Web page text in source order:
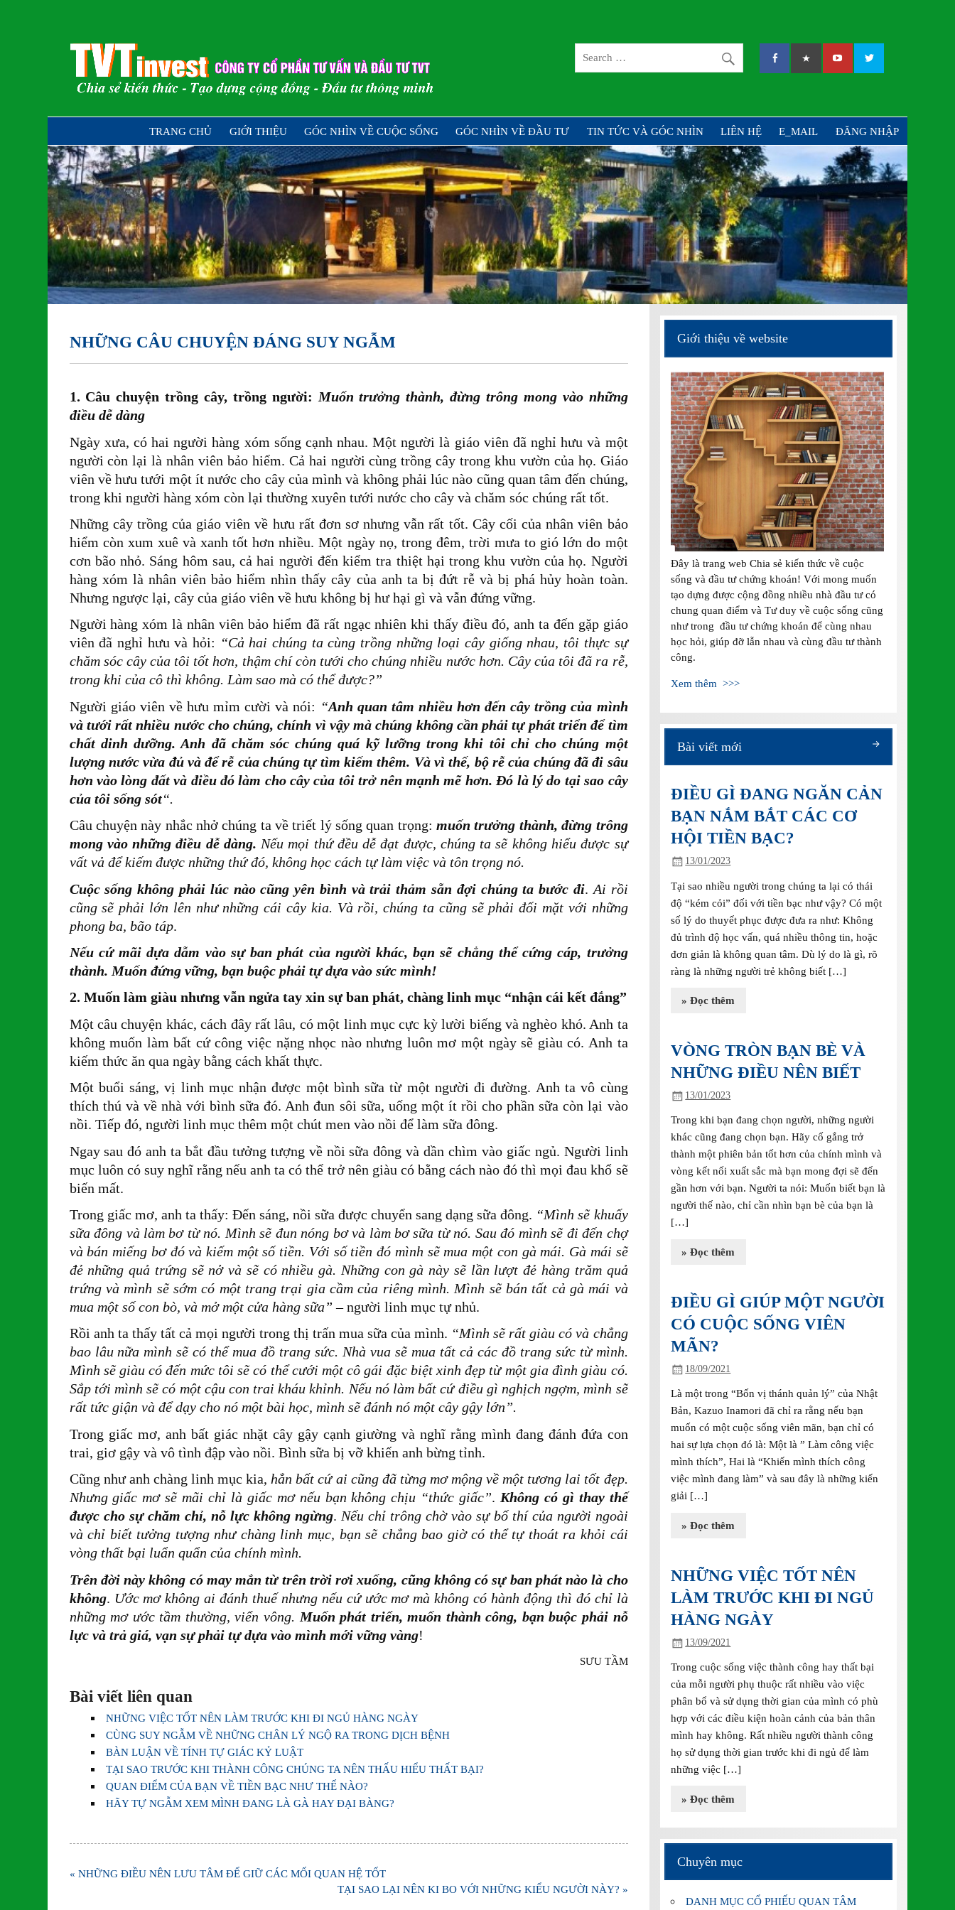
CÔNG TY CỔ PHẦN TƯ VẤN VÀ ĐẦU
TRANG CHỦ GIỚI THIỆU GÓC NHÌN VỀ CUỘC SỐNG GÓC NHÌN VỀ ĐẦU TƯ TIN TỨC VÀ GÓC NHÌN LIÊN HỆ E_MAIL ĐĂNG NHẬP
NHỮNG CÂU CHUYỆN ĐÁNG SUY NGẪM
1. Câu chuyện trồng cây, trồng người: Muốn trưởng thành, đừng trông mong vào những
điều dễ dàng
Ngày xưa, có hai người hàng xóm sống cạnh nhau. Một người là giáo viên đã nghỉ hưu và một
người còn lại là nhân viên bảo hiểm. Cả hai người cùng trồng cây trong khu vườn của họ. Giáo
viên về hưu tưới một ít nước cho cây của mình và không phải lúc nào cũng quan tâm đến chúng,
trong khi người hàng xóm còn lại thường xuyên tưới nước cho cây và chăm sóc chúng rất tốt.
Những cây trồng của giáo viên về hưu rất đơn sơ nhưng vẫn rất tốt. Cây cối của nhân viên bảo
hiểm còn xum xuê và xanh tốt hơn nhiều. Một ngày nọ, trong đêm, trời mưa to gió lớn do một
cơn bão nhỏ. Sáng hôm sau, cả hai người đến kiểm tra thiệt hại trong khu vườn của họ. Người
hàng xóm là nhân viên bảo hiểm nhìn thấy cây của anh ta bị đứt rễ và bị phá hủy hoàn toàn.
Nhưng ngược lại, cây của giáo viên về hưu không bị hư hại gì và vẫn đứng vững.
Người hàng xóm là nhân viên bảo hiểm đã rất ngạc nhiên khi thấy điều đó, anh ta đến gặp giáo
viên đã nghỉ hưu và hỏi: “Cả hai chúng ta cùng trồng những loại cây giống nhau, tôi thực sự
chăm sóc cây của tôi tốt hơn, thậm chí còn tưới cho chúng nhiều nước hơn. Cây của tôi đã ra rễ,
trong khi của cô thì không. Làm sao mà có thể được?”
Người giáo viên về hưu mỉm cười và nói: “Anh quan tâm nhiều hơn đến cây trồng của mình
và tưới rất nhiều nước cho chúng, chính vì vậy mà chúng không cần phải tự phát triển để tìm
chất dinh dưỡng. Anh đã chăm sóc chúng quá kỹ lưỡng trong khi tôi chỉ cho chúng một
lượng nước vừa đủ và để rễ của chúng tự tìm kiếm thêm. Và vì thế, bộ rễ của chúng đã đi sâu
hơn vào lòng đất và điều đó làm cho cây của tôi trở nên mạnh mẽ hơn. Đó là lý do tại sao cây
của tôi sống sót“.
Câu chuyện này nhắc nhở chúng ta về triết lý sống quan trọng:muốn trưởng thành, đừng trông
mong vào những điều dễ dàng. Nếu mọi thứ đều dễ đạt được, chúng ta sẽ không hiểu được sự
vất vả để kiếm được những thứ đó, không học cách tự làm việc và tôn trọng nó.
Cuộc sống không phải lúc nào cũng yên bình và trải thảm sẵn đợi chúng ta bước đi. Ai rồi
cũng sẽ phải lớn lên như những cái cây kia. Và rồi, chúng ta cũng sẽ phải đối mặt với những
phong ba, bão táp.
Nếu cứ mãi dựa dẫm vào sự ban phát của người khác, bạn sẽ chẳng thể cứng cáp, trưởng
thành. Muốn đứng vững, bạn buộc phải tự dựa vào sức mình!
2. Muốn làm giàu nhưng vẫn ngửa tay xin sự ban phát, chàng linh mục “nhận cái kết đắng”
Một câu chuyện khác, cách đây rất lâu, có một linh mục cực kỳ lười biếng và nghèo khó. Anh ta
không muốn làm bất cứ công việc nặng nhọc nào nhưng luôn mơ một ngày sẽ giàu có. Anh ta
kiếm thức ăn qua ngày bằng cách khất thực.
Một buổi sáng, vị linh mục nhận được một bình sữa từ một người đi đường. Anh ta vô cùng
thích thú và về nhà với bình sữa đó. Anh đun sôi sữa, uống một ít rồi cho phần sữa còn lại vào
nồi. Tiếp đó, người linh mục thêm một chút men vào nồi để làm sữa đông.
Ngay sau đó anh ta bắt đầu tưởng tượng về nồi sữa đông và dần chìm vào giấc ngủ. Người linh
mục luôn có suy nghĩ rằng nếu anh ta có thể trở nên giàu có bằng cách nào đó thì mọi đau khổ sẽ
biến mất.
Trong giấc mơ, anh ta thấy: Đến sáng, nồi sữa được chuyển sang dạng sữa đông. “Mình sẽ khuấy
sữa đông và làm bơ từ nó. Mình sẽ đun nóng bơ và làm bơ sữa từ nó. Sau đó mình sẽ đi đến chợ
và bán miếng bơ đó và kiếm một số tiền. Với số tiền đó mình sẽ mua một con gà mái. Gà mái sẽ
đẻ những quả trứng sẽ nở và sẽ có nhiều gà. Những con gà này sẽ lần lượt đẻ hàng trăm quả
trứng và mình sẽ sớm có một trang trại gia cầm của riêng mình. Mình sẽ bán tất cả gà mái và
mua một số con bò, và mở một cửa hàng sữa” – người linh mục tự nhủ.
Rồi anh ta thấy tất cả mọi người trong thị trấn mua sữa của mình. “Mình sẽ rất giàu có và chẳng
bao lâu nữa mình sẽ có thể mua đồ trang sức. Nhà vua sẽ mua tất cả các đồ trang sức từ mình.
Mình sẽ giàu có đến mức tôi sẽ có thể cưới một cô gái đặc biệt xinh đẹp từ một gia đình giàu có.
Sắp tới mình sẽ có một cậu con trai kháu khỉnh. Nếu nó làm bất cứ điều gì nghịch ngợm, mình sẽ
rất tức giận và để dạy cho nó một bài học, mình sẽ đánh nó một cây gậy lớn”.
Trong giấc mơ, anh bất giác nhặt cây gậy cạnh giường và nghĩ rằng mình đang đánh đứa con
trai, giơ gậy và vô tình đập vào nồi. Bình sữa bị vỡ khiến anh bừng tỉnh.
Cũng như anh chàng linh mục kia, hẳn bất cứ ai cũng đã từng mơ mộng về một tương lai tốt đẹp.
Nhưng giấc mơ sẽ mãi chỉ là giấc mơ nếu bạn không chịu “thức giấc”. Không có gì thay thế
được cho sự chăm chỉ, nỗ lực không ngừng. Nếu chỉ trông chờ vào sự bố thí của người ngoài
và chỉ biết tưởng tượng như chàng linh mục, bạn sẽ chẳng bao giờ có thể tự thoát ra khỏi cái
vòng thất bại luẩn quẩn của chính mình.
Trên đời này không có may mắn từ trên trời rơi xuống, cũng không có sự ban phát nào là cho
không. Ước mơ không ai đánh thuế nhưng nếu cứ ước mơ mà không có hành động thì đó chỉ là
những mơ ước tầm thường, viển vông. Muốn phát triển, muốn thành công, bạn buộc phải nỗ
lực và trả giá, vạn sự phải tự dựa vào mình mới vững vàng!
SƯU TẦM
Bài viết liên quan
NHỮNG VIỆC TỐT NÊN LÀM TRƯỚC KHI ĐI NGỦ HÀNG NGÀY
CÙNG SUY NGẪM VỀ NHỮNG CHÂN LÝ NGỘ RA TRONG DỊCH BỆNH
BÀN LUẬN VỀ TÍNH TỰ GIÁC KỶ LUẬT
TẠI SAO TRƯỚC KHI THÀNH CÔNG CHÚNG TA NÊN THẤU HIỂU THẤT BẠI?
QUAN ĐIỂM CỦA BẠN VỀ TIỀN BẠC NHƯ THẾ NÀO?
HÃY TỰ NGẪM XEM MÌNH ĐANG LÀ GÀ HAY ĐẠI BÀNG?
Điều
« NHỮNG ĐIỀU NÊN LƯU TÂM ĐỂ GIỮ CÁC MỐI QUAN HỆ TỐT
TẠI SAO LẠI NÊN KI BO VỚI NHỮNG KIỂU NGƯỜI NÀY? »
Giới thiệu về website
Đây là trang web Chia sẻ kiến thức về cuộc
sống và đầu tư chứng khoán! Với mong muốn
tạo dựng được cộng đồng nhiều nhà đầu tư có
chung quan điểm và Tư duy về cuộc sống cũng
như trong đầu tư chứng khoán để cùng nhau
học hỏi, giúp đỡ lẫn nhau và cùng đầu tư thành
công.
Xem thêm >>>
Bài viết mới
ĐIỀU GÌ ĐANG NGĂN CẢN
BẠN NẮM BẮT CÁC CƠ
HỘI TIỀN BẠC?
13/01/2023
Tại sao nhiều người trong chúng ta lại có thái
độ “kém cỏi” đối với tiền bạc như vậy? Có một
số lý do thuyết phục được đưa ra như: Không
đủ trình độ học vấn, quá nhiều thông tin, hoặc
đơn giản là không quan tâm. Dù lý do là gì, rõ
ràng là những người trẻ không biết […]
» Đọc thêm
VÒNG TRÒN BẠN BÈ VÀ
NHỮNG ĐIỀU NÊN BIẾT
13/01/2023
Trong khi bạn đang chọn người, những người
khác cũng đang chọn bạn. Hãy cố gắng trở
thành một phiên bản tốt hơn của chính mình và
vòng kết nối xuất sắc mà bạn mong đợi sẽ đến
gần hơn với bạn. Người ta nói: Muốn biết bạn là
người thế nào, chỉ cần nhìn bạn bè của bạn là
[…]
» Đọc thêm
ĐIỀU GÌ GIÚP MỘT NGƯỜI
CÓ CUỘC SỐNG VIÊN
MÃN?
18/09/2021
Là một trong “Bốn vị thánh quản lý” của Nhật
Bản, Kazuo Inamori đã chỉ ra rằng nếu bạn
muốn có một cuộc sống viên mãn, bạn chỉ có
hai sự lựa chọn đó là: Một là ” Làm công việc
mình thích”, Hai là “Khiến mình thích công
việc mình đang làm” và sau đây là những kiến
giải […]
» Đọc thêm
NHỮNG VIỆC TỐT NÊN
LÀM TRƯỚC KHI ĐI NGỦ
HÀNG NGÀY
13/09/2021
Trong cuộc sống việc thành công hay thất bại
của mỗi người phụ thuộc rất nhiều vào việc
phân bổ và sử dụng thời gian của mình có phù
hợp với các điều kiện hoàn cảnh của bản thân
mình hay không. Rất nhiều người thành công
họ sử dụng thời gian trước khi đi ngủ để làm
những việc […]
» Đọc thêm
Chuyên mục
DANH MỤC CỔ PHIẾU QUAN TÂM